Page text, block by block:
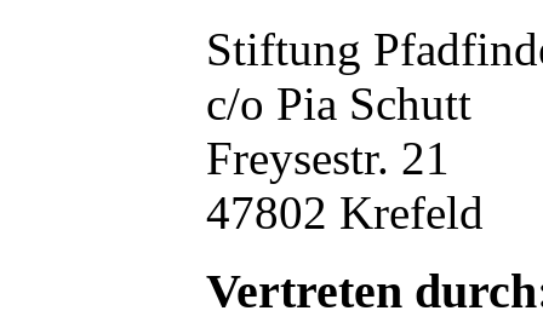
Stiftung
c/o Pia Schutt
Freysestr. 21
47802 Krefeld
Vertreten